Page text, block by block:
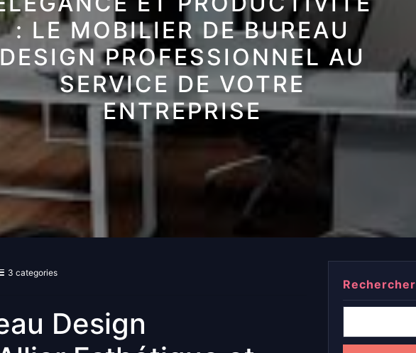
: LE MOBILIER DE BUREAU
DESIGN PROFESSIONNEL AU
SERVICE DE VOTRE
ENTREPRISE
3 categories
Design
Rechercher